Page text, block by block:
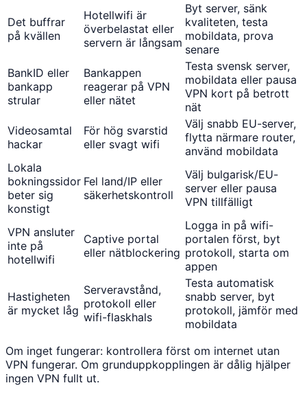
Det buffrar
på kvällen
Hotellwifi är
överbelastat eller
servern är långsam
Byt server, sänk
kvaliteten, testa
mobildata, prova
senare
BankID eller
bankapp
strular
Bankappen
reagerar på VPN
eller nätet
Testa svensk server,
mobildata eller pausa
VPN kort på betrott
nät
Videosamtal
hackar
För hög svarstid
eller svagt wifi
Välj snabb EU-server,
flytta närmare router,
använd mobildata
Lokala
bokningssidor
beter sig
konstigt
Fel land/IP eller
säkerhetskontroll
Välj bulgarisk/EU-
server eller pausa
VPN tillfälligt
VPN ansluter
inte på
hotellwifi
Captive portal
eller nätblockering
Logga in på wifi-
portalen först, byt
protokoll, starta om
appen
Hastigheten
är mycket låg
Serveravstånd,
protokoll eller
wifi-flaskhals
Testa automatisk
snabb server, byt
protokoll, jämför med
mobildata
Om inget fungerar: kontrollera först om internet utan
VPN fungerar. Om grunduppkopplingen är dålig hjälper
ingen VPN fullt ut.